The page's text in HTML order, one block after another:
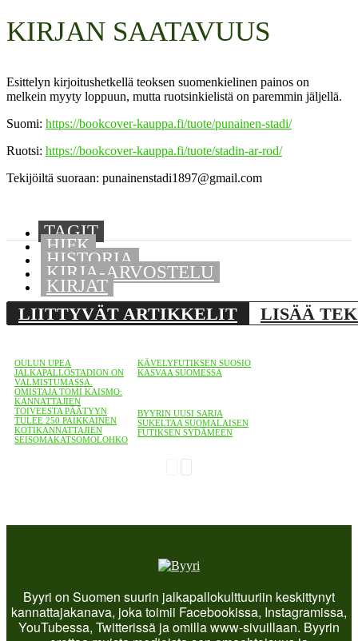
KIRJAN SAATAVUUS
Esittelyn kirjoitushetkellä teoksen suomenkielinen painos on
melkein myyty loppuun, mutta ruotsinkielistä on paremmin jäljellä.
Suomi: https://bookcover-kauppa.fi/tuote/punainen-stadi/
Ruotsi: https://bookcover-kauppa.fi/tuote/stadin-ar-rod/
Tekijöiltä suoraan: punainenstadi1897@gmail.com
TAGIT
HIFK
HISTORIA
KIRJA-ARVOSTELU
KIRJAT
Jaa
LIITTYVÄT ARTIKKELIT LISÄÄ
OULUN UPEA
JALKAPALLOSTADION ON
VALMISTUMASSA.
OMISTAJA TOMI KAISMO:
KANNATTAJIEN
TOIVEESTA PÄÄTYYN
TULEE 250 PAIKKAINEN
KOTIKANNATTAJIEN
SEISOMAKATSOMOLOHKO
KÄVELYFUTIKSEN SUOSIO
KASVAA SUOMESSA
BYYRIN UUSI SARJA
SUKELTAA SUOMALAISEN
FUTIKSEN SYDÄMEEN
Byyri on Suomen suurin jalkapallokulttuuriin keskittynyt
kannattajakanava, joka toimii Facebookissa, Instagramissa,
YouTubessa, Twitterissä ja omilla www-sivuillaan. Byyrin